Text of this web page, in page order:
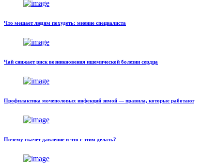
Что мешает людям похудеть: мнение специалиста
Чай снижает риск возникновения ишемической болезни сердца
Профилактика мочеполовых инфекций зимой — правила, которые работают
Почему скачет давление и что с этим делать?